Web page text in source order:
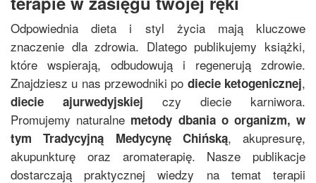
Odpowiednia dieta i styl życia mają kluczowe
znaczenie dla zdrowia. Dlatego publikujemy książki,
które wspierają, odbudowują i regenerują zdrowie.
Znajdziesz u nas przewodniki po diecie ketogenicznej,
diecie ajurwedyjskiej czy diecie karniwora.
Promujemy naturalne metody dbania o organizm, w
tymTradycyjną Medycynę Chińską, akupresurę,
akupunkturę oraz aromaterapię. Nasze publikacje
dostarczają praktycznej wiedzy na temat terapii